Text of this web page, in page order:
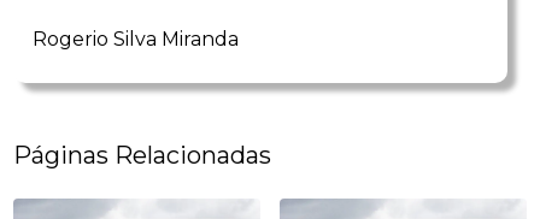
Rogerio Silva Miranda
Páginas Relacionadas